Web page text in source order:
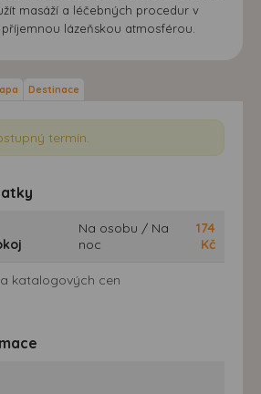
masáží a léčebných procedur v
lázeňskou atmosférou.
Destinace
termín.
Na osobu / Na
noc
174
Kč
katalogových cen